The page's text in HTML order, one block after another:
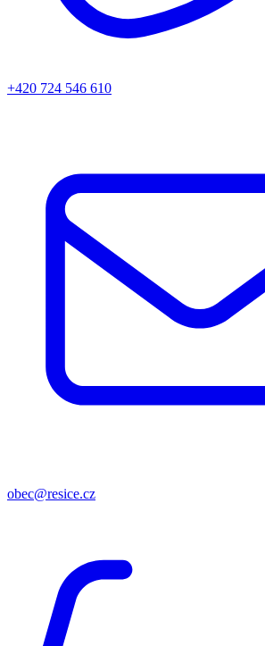
+420 724 546 610
obec@resice.cz